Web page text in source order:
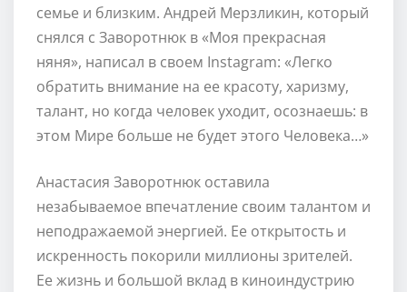
семье и близким. Андрей Мерзликин, который
снялся с Заворотнюк в «Моя прекрасная
няня», написал в своем Instagram: «Легко
обратить внимание на ее красоту, харизму,
талант, но когда человек уходит, осознаешь: в
этом Мире больше не будет этого Человека…»
Анастасия Заворотнюк оставила
незабываемое впечатление своим талантом и
неподражаемой энергией. Ее открытость и
искренность покорили миллионы зрителей.
Ее жизнь и большой вклад в киноиндустрию